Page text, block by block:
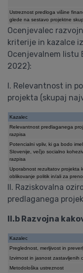
Ustreznost predloga višine
glede na sestavo projektne
Ocenjevalec
kriterije in kazalce
Ocenjevalnem listu
2022):
I. Relevantnost in
projekta (skupaj
Kazalec
Relevantnost predlaganega
razpisa
Potencialni vpliv, ki ga bodo
Slovenije, večjo socialno
razpisa
Uporabnost rezultatov projekta
oblikovanje politik in/ali za
II. Raziskovalna
predlaganega
II.b Razvojna
Kazalec
Preglednost, merljivost in
Izvirnost in jasnost zastavljenih
Metodološka ustreznost